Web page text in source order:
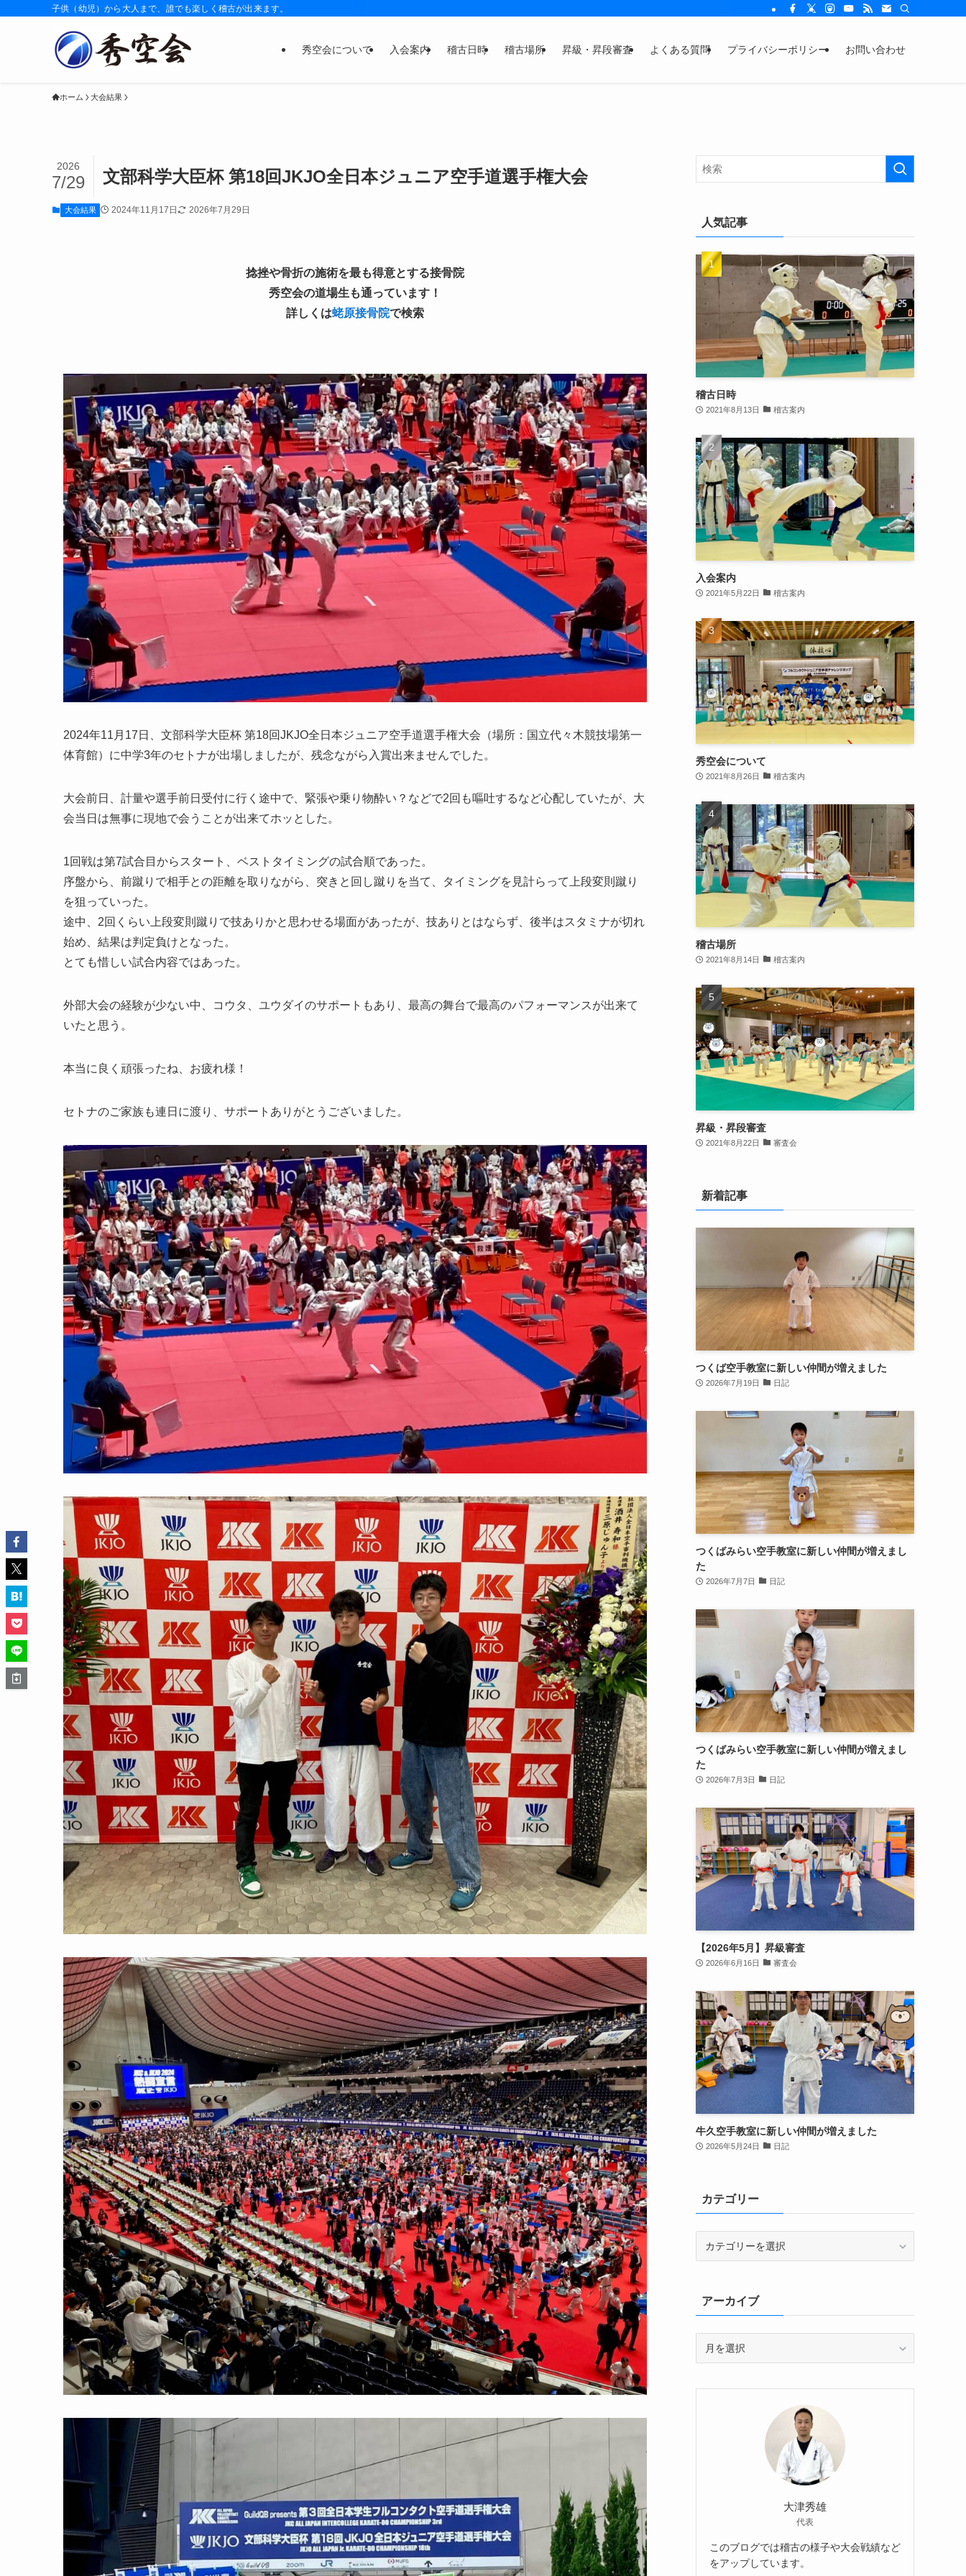
子供（幼児）から大人まで、誰でも楽しく稽古が出来ます。
秀空会について 入会案内 稽古日時 稽古場所 昇級・昇段審査 よくある質問 プライバシーポリシー お問い合わせ
ホーム 大会結果
文部科学大臣杯 第18回JKJO全日本ジュニア空手道選手権大会
2026
7/29
大会結果 2024年11月17日 2026年7月29日
捻挫や骨折の施術を最も得意とする接骨院
秀空会の道場生も通っています！
詳しくは蛯原接骨院で検索
2024年11月17日、文部科学大臣杯 第18回JKJO全日本ジュニア空手道選手権大会（場所：国立代々木競技場第一
体育館）に中学3年のセトナが出場しましたが、残念ながら入賞出来ませんでした。
大会前日、計量や選手前日受付に行く途中で、緊張や乗り物酔い？などで2回も嘔吐するなど心配していたが、大
会当日は無事に現地で会うことが出来てホッとした。
1回戦は第7試合目からスタート、ベストタイミングの試合順であった。
序盤から、前蹴りで相手との距離を取りながら、突きと回し蹴りを当て、タイミングを見計らって上段変則蹴り
を狙っていった。
途中、2回くらい上段変則蹴りで技ありかと思わせる場面があったが、技ありとはならず、後半はスタミナが切れ
始め、結果は判定負けとなった。
とても惜しい試合内容ではあった。
外部大会の経験が少ない中、コウタ、ユウダイのサポートもあり、最高の舞台で最高のパフォーマンスが出来て
いたと思う。
本当に良く頑張ったね、お疲れ様！
セトナのご家族も連日に渡り、サポートありがとうございました。
人気記事
稽古日時
2021年8月13日 稽古案内
入会案内
2021年5月22日 稽古案内
秀空会について
2021年8月26日 稽古案内
稽古場所
2021年8月14日 稽古案内
昇級・昇段審査
2021年8月22日 審査会
新着記事
つくば空手教室に新しい仲間が増えました
2026年7月19日 日記
つくばみらい空手教室に新しい仲間が増えまし
た
2026年7月7日 日記
つくばみらい空手教室に新しい仲間が増えまし
た
2026年7月3日 日記
【2026年5月】昇級審査
2026年6月16日 審査会
牛久空手教室に新しい仲間が増えました
2026年5月24日 日記
カテゴリー
ーアーカイブ
イ
大津秀雄
代表
このブログでは稽古の様子や大会戦績など
をアップしています。